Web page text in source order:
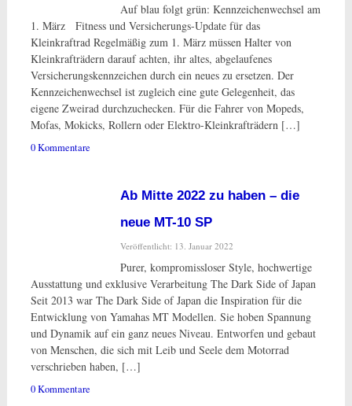
Auf blau folgt grün: Kennzeichenwechsel am
1. März Fitness und Versicherungs-Update für das
Kleinkraftrad Regelmäßig zum 1. März müssen Halter von
Kleinkrafträdern darauf achten, ihr altes, abgelaufenes
Versicherungskennzeichen durch ein neues zu ersetzen. Der
Kennzeichenwechsel ist zugleich eine gute Gelegenheit, das
eigene Zweirad durchzuchecken. Für die Fahrer von Mopeds,
Mofas, Mokicks, Rollern oder Elektro-Kleinkrafträdern […]
0 Kommentare
Ab Mitte 2022 zu haben – die
neue MT-10 SP
Veröffentlicht: 13. Januar 2022
Purer, kompromissloser Style, hochwertige
Ausstattung und exklusive Verarbeitung The Dark Side of Japan
Seit 2013 war The Dark Side of Japan die Inspiration für die
Entwicklung von Yamahas MT Modellen. Sie hoben Spannung
und Dynamik auf ein ganz neues Niveau. Entworfen und gebaut
von Menschen, die sich mit Leib und Seele dem Motorrad
verschrieben haben, […]
0 Kommentare